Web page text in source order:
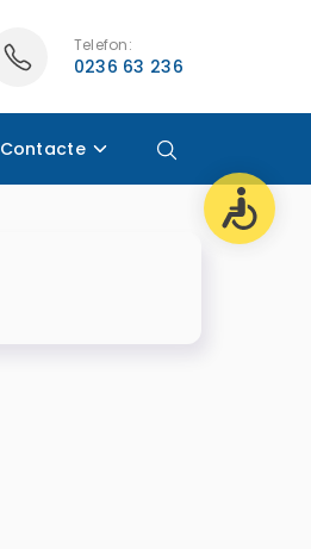
Telefon:
0236 63 236
Contacte